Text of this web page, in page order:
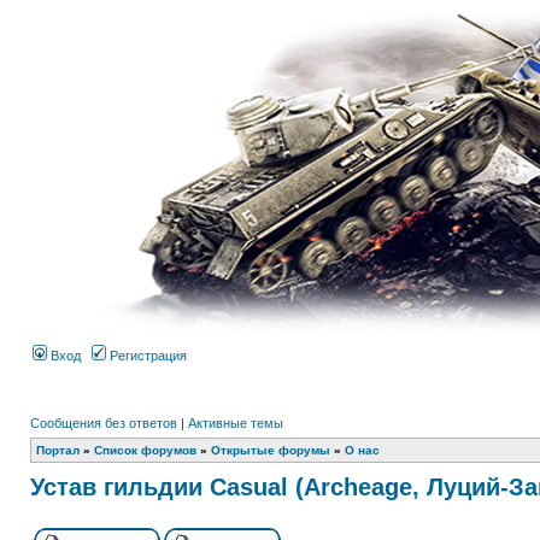
Вход Регистрация
Сообщения без ответов | Активные темы
Портал » Список форумов » Открытые форумы » О нас
Устав гильдии Casual (Archeage, Луций-